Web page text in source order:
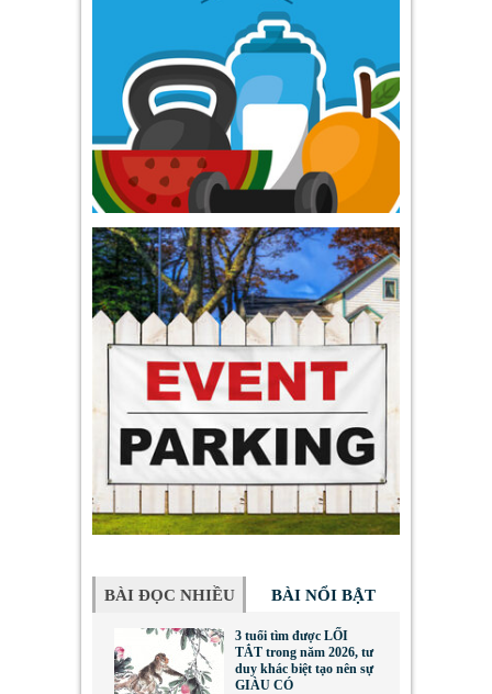
BÀI ĐỌC NHIỀU BÀI NỔI BẬT
3 tuổi tìm được LỐI
TẮT trong năm 2026, tư
duy khác biệt tạo nên sự
GIÀU CÓ